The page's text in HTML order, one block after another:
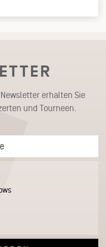
erhalten Sie
und Tourneen.